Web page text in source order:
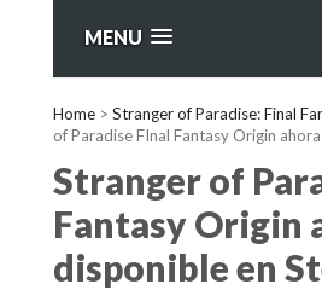
MENU
Home > Stranger of Paradise: Final
of Paradise FInal Fantasy Origin
Stranger of
Fantasy Origin
disponible en